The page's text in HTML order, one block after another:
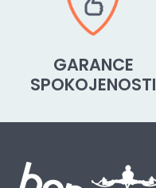
GARANCE
SPOKOJENOSTI